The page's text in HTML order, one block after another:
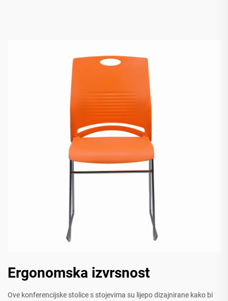
Ergonomska izvrsnost
Ove konferencijske stolice s stojevima su lijepo dizajnirane kako bi